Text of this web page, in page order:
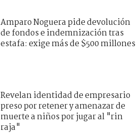
Amparo Noguera pide devolución
de fondos e indemnización tras
estafa: exige más de $500 millones
Revelan identidad de empresario
preso por retener y amenazar de
muerte a niños por jugar al "rin
raja"